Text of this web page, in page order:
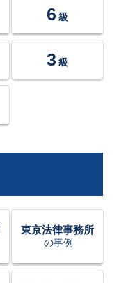
6 級
3 級
東京法律事務所
の事例